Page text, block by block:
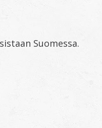
Suomessa.